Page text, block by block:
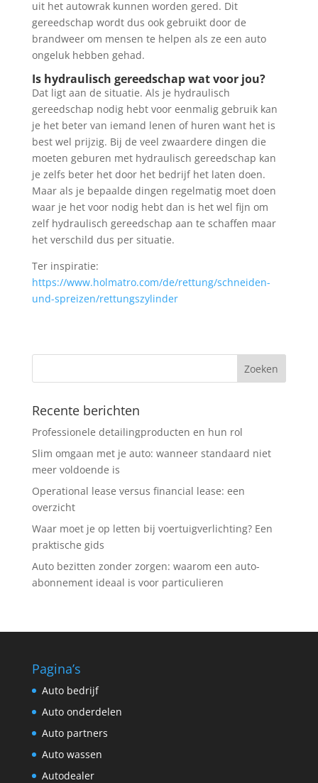
uit het autowrak kunnen worden gered. Dit
gereedschap wordt dus ook gebruikt door de
brandweer om mensen te helpen als ze een auto
ongeluk hebben gehad.
Is hydraulisch gereedschap wat voor jou?
Dat ligt aan de situatie. Als je hydraulisch
gereedschap nodig hebt voor eenmalig gebruik kan
je het beter van iemand lenen of huren want het is
best wel prijzig. Bij de veel zwaardere dingen die
moeten geburen met hydraulisch gereedschap kan
je zelfs beter het door het bedrijf het laten doen.
Maar als je bepaalde dingen regelmatig moet doen
waar je het voor nodig hebt dan is het wel fijn om
zelf hydraulisch gereedschap aan te schaffen maar
het verschild dus per situatie.
Ter inspiratie:
https://www.holmatro.com/de/rettung/schneiden-
und-spreizen/rettungszylinder
Recente berichten
Professionele detailingproducten en hun rol
Slim omgaan met je auto: wanneer standaard niet
meer voldoende is
Operational lease versus financial lease: een
overzicht
Waar moet je op letten bij voertuigverlichting? Een
praktische gids
Auto bezitten zonder zorgen: waarom een auto-
abonnement ideaal is voor particulieren
Pagina’s
Auto bedrijf
Auto onderdelen
Auto partners
Auto wassen
Autodealer